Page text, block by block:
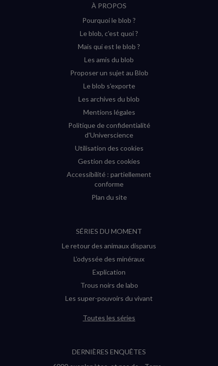
Instagram
(nouvelle
sur
Facebook
(nouvelle
À PROPOS
Pourquoi le blob ?
Le blob, c'est quoi ?
Mais qui est le blob ?
Les amis du blob
Proposer un sujet au Blob
Le blob s'exporte
Les archives du blob
Mentions légales
Politique de confidentialité
d'Universcience
Utilisation des cookies
Gestion des cookies
Accessibilité : partiellement
conforme
Plan du site
SÉRIES DU MOMENT
Le retour des animaux disparus
L’odyssée des minéraux
Explication
Trous noirs de labo
Les super-pouvoirs du vivant
Toutes les séries
DERNIÈRES ENQUÊTES